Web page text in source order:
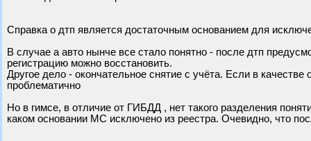
Справка о дтп является достаточным основанием для
В случае а авто нынче все стало понятно - после дтп
регистрацию можно восстановить.
Другое дело - окончательное снятие с учёта. Если в
проблематично
Но в гимсе, в отличие от ГИБДД , нет такого разделения
каком основании МС исключено из реестра. Очевидно, что